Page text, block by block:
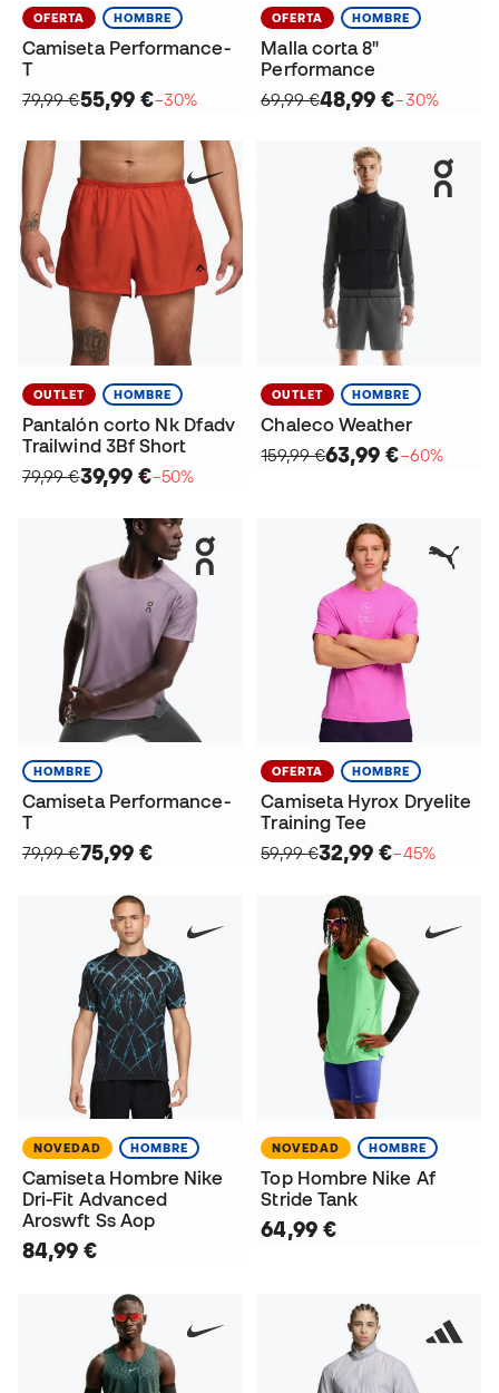
OFERTA HOMBRE
Camiseta Performance-
T
79,99 €55,99 €−30%
OFERTA HOMBRE
Malla corta 8"
Performance
69,99 €48,99 €−30%
OUTLET HOMBRE
Pantalón corto Nk Dfadv
Trailwind 3Bf Short
79,99 €39,99 €−50%
OUTLET HOMBRE
Chaleco Weather
159,99 €63,99 €−60%
HOMBRE
Camiseta Performance-
T
79,99 €75,99 €
OFERTA HOMBRE
Camiseta Hyrox Dryelite
Training Tee
59,99 €32,99 €−45%
NOVEDAD HOMBRE
Camiseta Hombre Nike
Dri-Fit Advanced
Aroswft Ss Aop
84,99 €
NOVEDAD HOMBRE
Top Hombre Nike Af
Stride Tank
64,99 €